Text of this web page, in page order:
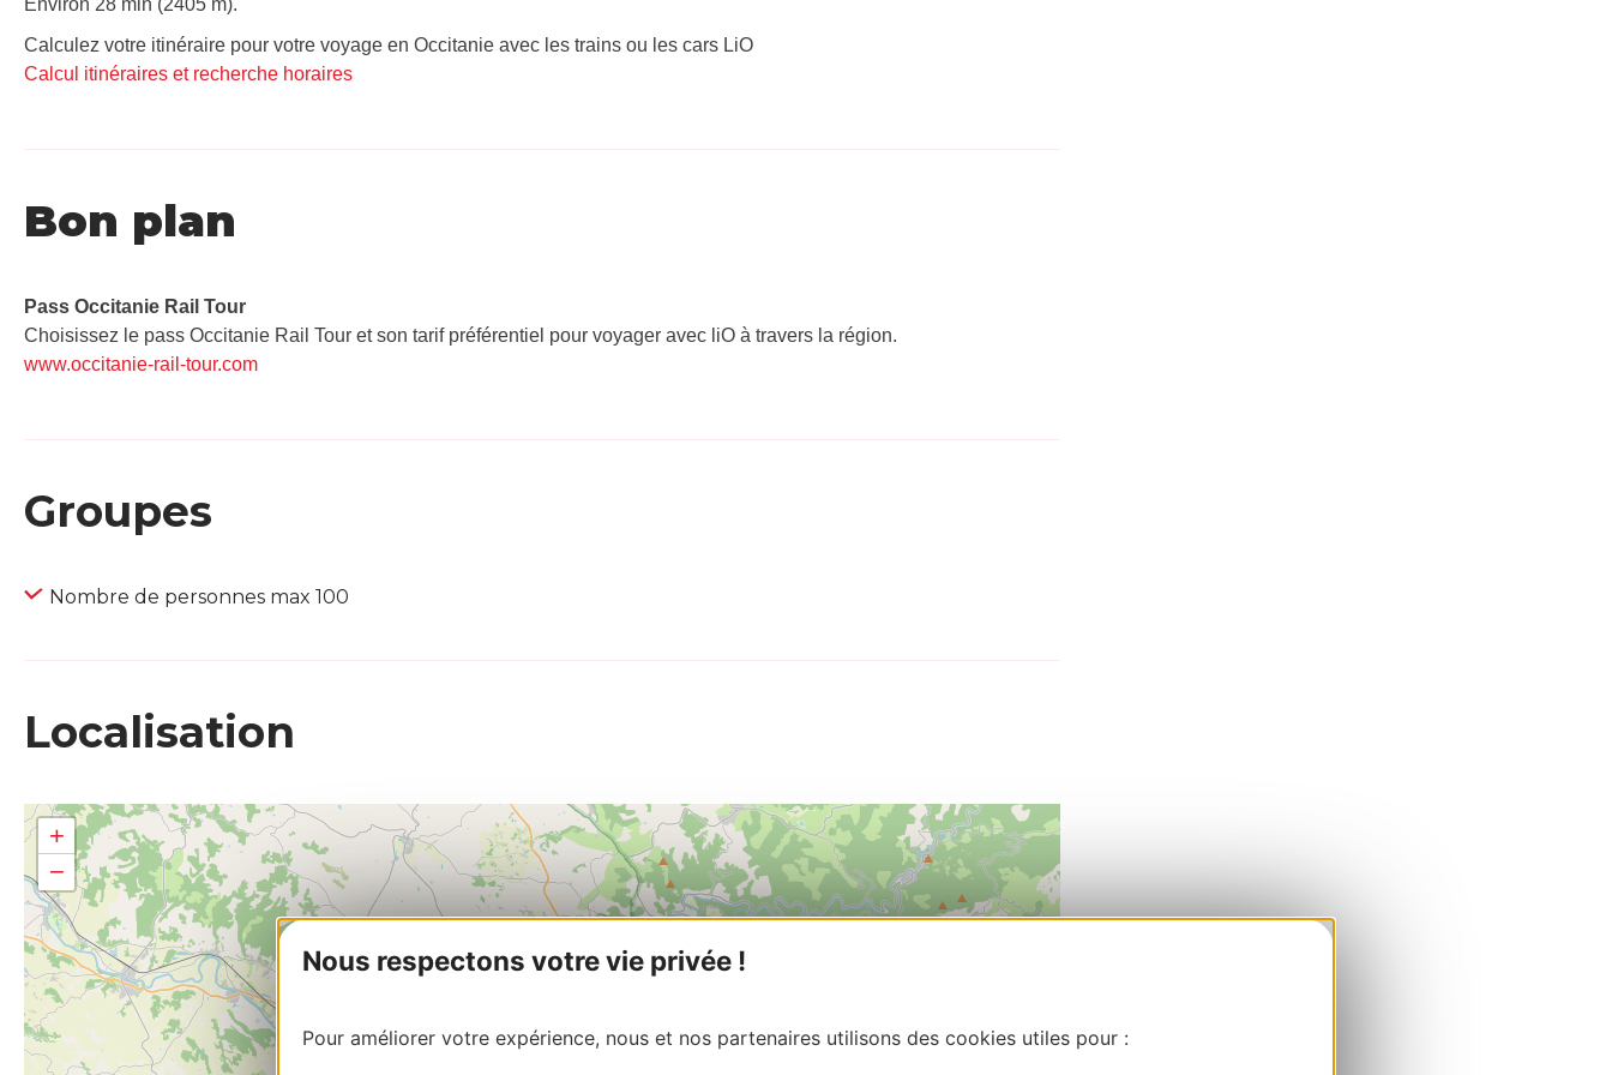
Nous respectons votre vie privée !
Pour améliorer votre expérience, nous et nos partenaires utilisons des cookies utiles pour :
Calculez votre itinéraire pour votre voyage en Occitanie avec les trains ou les cars LiO
Calcul itinéraires et recherche horaires
Bon plan
Pass Occitanie Rail Tour​
Choisissez le pass Occitanie Rail Tour et son tarif préférentiel pour voyager avec liO à travers la région.
www.occitanie-rail-tour.com
Groupes
Nombre de personnes max 100
Localisation
+
−